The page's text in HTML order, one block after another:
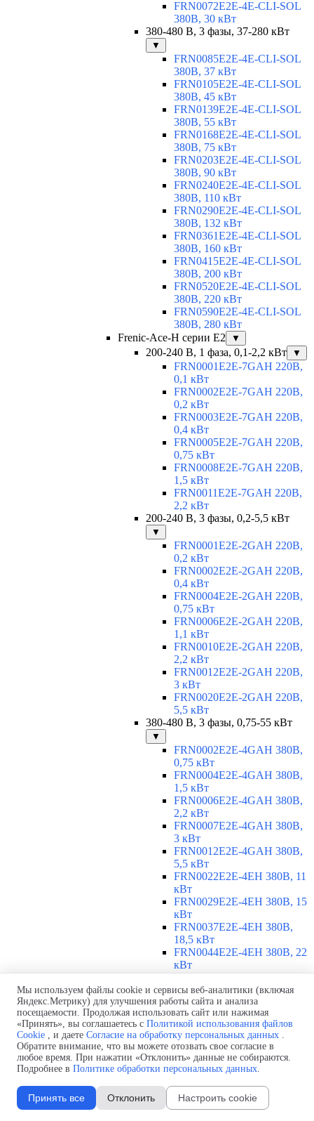
FRN0072E2E-4E-CLI-SOL
380В, 30 кВт
380-480 В, 3 фазы, 37-280 кВт
▼
FRN0085E2E-4E-CLI-SOL
380В, 37 кВт
FRN0105E2E-4E-CLI-SOL
380В, 45 кВт
FRN0139E2E-4E-CLI-SOL
380В, 55 кВт
FRN0168E2E-4E-CLI-SOL
380В, 75 кВт
FRN0203E2E-4E-CLI-SOL
380В, 90 кВт
FRN0240E2E-4E-CLI-SOL
380В, 110 кВт
FRN0290E2E-4E-CLI-SOL
380В, 132 кВт
FRN0361E2E-4E-CLI-SOL
380В, 160 кВт
FRN0415E2E-4E-CLI-SOL
380В, 200 кВт
FRN0520E2E-4E-CLI-SOL
380В, 220 кВт
FRN0590E2E-4E-CLI-SOL
380В, 280 кВт
Frenic-Ace-H серии E2
▼
200-240 В, 1 фаза, 0,1-2,2 кВт ▼
FRN0001E2E-7GAH 220В,
0,1 кВт
FRN0002E2E-7GAH 220В,
0,2 кВт
FRN0003E2E-7GAH 220В,
0,4 кВт
FRN0005E2E-7GAH 220В,
0,75 кВт
FRN0008E2E-7GAH 220В,
1,5 кВт
FRN0011E2E-7GAH 220В,
2,2 кВт
200-240 В, 3 фазы, 0,2-5,5 кВт
▼
FRN0001E2E-2GAH 220В,
0,2 кВт
FRN0002E2E-2GAH 220В,
0,4 кВт
FRN0004E2E-2GAH 220В,
0,75 кВт
FRN0006E2E-2GAH 220В,
1,1 кВт
FRN0010E2E-2GAH 220В,
2,2 кВт
FRN0012E2E-2GAH 220В,
3 кВт
FRN0020E2E-2GAH 220В,
5,5 кВт
380-480 В, 3 фазы, 0,75-55 кВт
▼
FRN0002E2E-4GAH 380В,
0,75 кВт
FRN0004E2E-4GAH 380В,
1,5 кВт
FRN0006E2E-4GAH 380В,
2,2 кВт
FRN0007E2E-4GAH 380В,
3 кВт
FRN0012E2E-4GAH 380В,
5,5 кВт
FRN0022E2E-4EH 380В, 11
кВт
FRN0029E2E-4EH 380В, 15
кВт
FRN0037E2E-4EH 380В,
18,5 кВт
FRN0044E2E-4EH 380В, 22
кВт
кВт
FRN0072E2E-4EH 380В, 37
кВт
FRN0085E2E-4EH 380В, 45
кВт
FRN0105E2E-4EH 380В, 55
кВт
FRN0139E2E-4EH 380В, 75
Мы используем файлы cookie и сервисы веб-аналитики (включая
Яндекс.Метрику) для улучшения работы сайта и анализа
посещаемости. Продолжая использовать сайт или нажимая
«Принять», вы соглашаетесь с Политикой использования файлов
Cookie , и даете Согласие на обработку персональных данных .
Обратите внимание, что вы можете отозвать свое согласие в
любое время. При нажатии «Отклонить» данные не собираются.
Подробнее в Политике обработки персональных данных.
Принять все Отклонить Настроить cookie